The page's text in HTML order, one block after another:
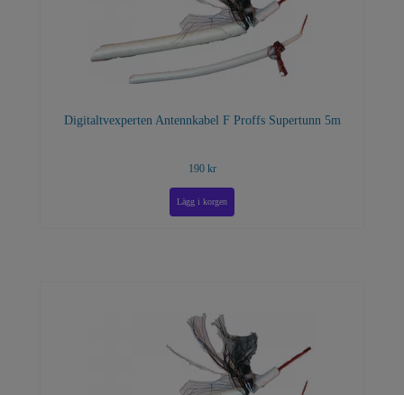
Digitaltvexperten Antennkabel F Proffs Supertunn 5m
190 kr